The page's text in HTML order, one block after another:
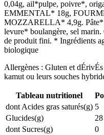
0,04g, ail*pulpe, poivre*,
EMMENTAL* 18g,
MOZZARELLA* 4,9g. Pâte*
levure* boulangère, sel
de produit fini. * Ingrédients
biologique
Allergènes : Gluten et
kamut ou leurs souches
Tableau nutritionel
dont Acides gras saturés(g) 5
Glucides(g)
28
dont Sucres(g)
0